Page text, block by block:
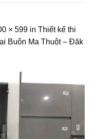
× 599 in Thiết kế thi
Buôn Ma Thuột – Đăk